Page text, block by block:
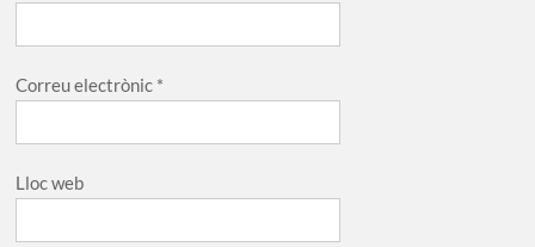
Correu electrònic *
Lloc web